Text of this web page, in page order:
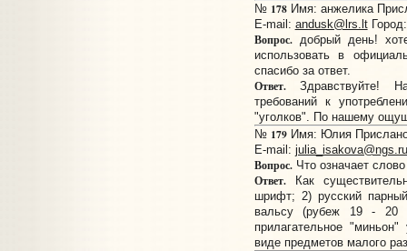
№ 178Имя: анжелика
E-mail: andusk@lrs.lt
Вопрос.добрый день!
использовать в
спасибо за ответ.
Ответ.Здравствуйте!
требований к
"уголков". По нашему
№ 179Имя: Юлия
E-mail: julia_isakova@ngs.ru
Вопрос.Что означает
Ответ.Как
шрифт; 2) русский
вальсу (рубеж 19 - 20
прилагательное
виде предметов малого